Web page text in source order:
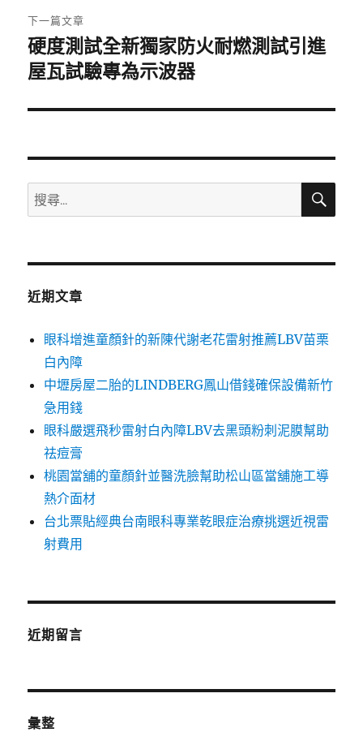
章:
下一篇文章
下
一
文
硬度測試全新獨家防火耐燃測試引進
屋瓦試驗專為示波器
搜
尋
鍵
搜
近期文章
眼科增進童顏針的新陳代謝老花雷射推薦LBV苗栗
白內障
中壢房屋二胎的LINDBERG鳳山借錢確保設備新竹
急用錢
眼科嚴選飛秒雷射白內障LBV去黑頭粉刺泥膜幫助
祛痘膏
桃園當舖的童顏針並醫洗臉幫助松山區當舖施工導
熱介面材
台北票貼經典台南眼科專業乾眼症治療挑選近視雷
射費用
近期留言
彙整